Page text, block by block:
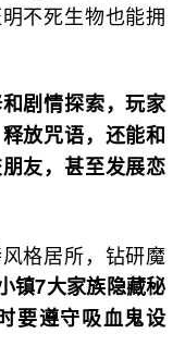
不死生物也能拥
剧情探索，玩家
放咒语，还能和
友，甚至发展恋
格居所，钻研魔
镇7大家族隐藏秘
要遵守吸血鬼设